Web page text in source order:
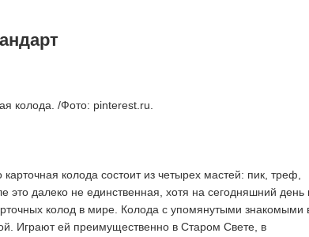
колода. /Фото: pinterest.ru.
колода состоит из четырех мастей: пик, треф,
это далеко не единственная, хотя на сегодняшний день
колод в мире. Колода с упомянутыми знакомыми
Играют ей преимущественно в Старом Свете, в